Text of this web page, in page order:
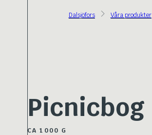
Dalsjöfors Våra produkter
Picnicbog
CA 1000 G